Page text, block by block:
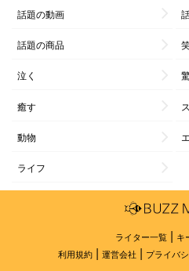
話題の動画
話題の商品
泣く
癒す
動物
ライフ
ライター一覧| キ
利用規約 | 運営会社 | プライバ